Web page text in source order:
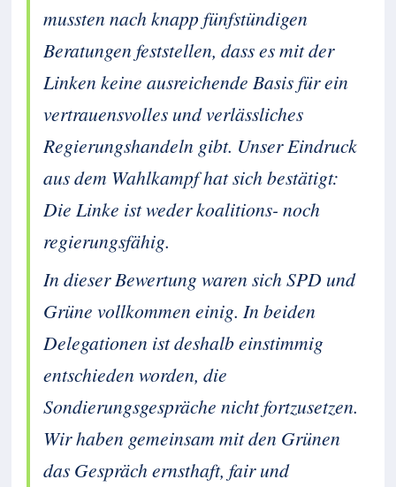
mussten nach knapp fünfstündigen
Beratungen feststellen, dass es mit der
Linken keine ausreichende Basis für ein
vertrauensvolles und verlässliches
Regierungshandeln gibt. Unser Eindruck
aus dem Wahlkampf hat sich bestätigt:
Die Linke ist weder koalitions- noch
regierungsfähig.
In dieser Bewertung waren sich SPD und
Grüne vollkommen einig. In beiden
Delegationen ist deshalb einstimmig
entschieden worden, die
Sondierungsgespräche nicht fortzusetzen.
Wir haben gemeinsam mit den Grünen
das Gespräch ernsthaft, fair und